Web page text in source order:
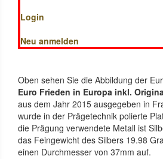
Login
Neu anmelden
Oben sehen Sie die Abbildung der
Euro Frieden in Europa inkl.
aus dem Jahr 2015 ausgegeben in
wurde in der Prägetechnik polierte
die Prägung verwendete Metall ist
das Feingewicht des Silbers 19.98
einen Durchmesser von 37mm auf.